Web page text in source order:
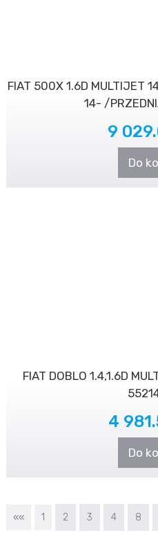
FIAT 500X 1.6D MULTIJET
14- /
9
Do
FIAT DOBLO 1.4,1.6D
4
Do
«« 1 2 3 4 8